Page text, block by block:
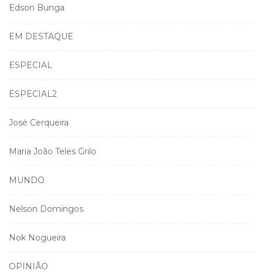
Edson Bunga
EM DESTAQUE
ESPECIAL
ESPECIAL2
José Cerqueira
Maria João Teles Grilo
MUNDO
Nelson Domingos
Nok Nogueira
OPINIÃO